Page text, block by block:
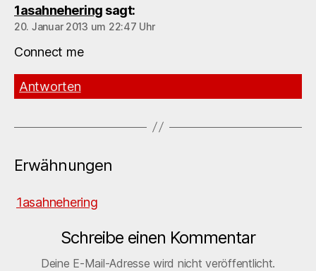
1asahnehering sagt:
20. Januar 2013 um 22:47 Uhr
Connect me
Antworten
Erwähnungen
1asahnehering
Schreibe einen Kommentar
Deine E-Mail-Adresse wird nicht veröffentlicht.